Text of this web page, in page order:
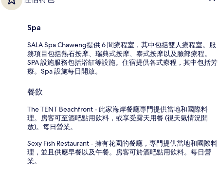
Spa
SALA Spa Chaweng提供 6 間療程室，其中包括雙人療程室。服
務項目包括熱石按摩、瑞典式按摩、泰式按摩以及臉部療程。
SPA 設施服務包括浴缸等設施。住宿提供各式療程，其中包括芳
療。Spa 設施每日開放。
餐飲
The TENT Beachfront - 此家海岸餐廳專門提供當地和國際料
理。房客可至酒吧點用飲料，或享受露天用餐 (視天氣情況開
放)。每日營業。
Sexy Fish Restaurant - 擁有花園的餐廳，專門提供當地和國際料
理，並且供應早餐以及午餐。房客可於酒吧點用飲料。每日營
業。